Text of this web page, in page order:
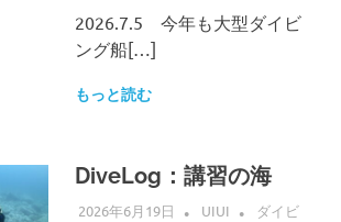
2026.7.5 今年も大型ダイビ
ング船[…]
もっと読む
DiveLog：講習の海
2026年6月19日 UIUI
ダイビ